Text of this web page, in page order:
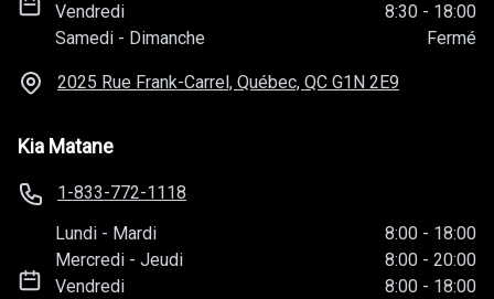
Vendredi
8:30 - 18:00
Samedi - Dimanche Fermé
2025 Rue Frank-Carrel, Québec, QC G1N 2E9
Kia Matane
1-833-772-1118
Lundi - Mardi 8:00 - 18:00
Mercredi -Jeudi 8:00 - 20:00
Vendredi
8:00 - 18:00